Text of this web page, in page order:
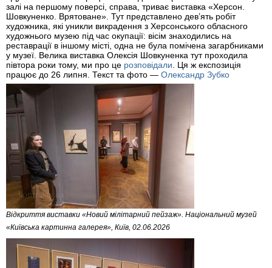
залі на першому поверсі, справа, триває виставка «Херсон.
Шовкуненко. Врятоване». Тут представлено дев’ять робіт
художника, які уникли викрадення з Херсонського обласного
художнього музею під час окупації: вісім знаходились на
реставрації в іншому місті, одна не була помічена загарбниками
у музеї. Велика виставка Олексія Шовкуненка тут проходила
півтора роки тому, ми про це розповідали . Ця ж експозиція
працює до 26 липня. Текст та фото — Олександр Зубко
Відкриття виставки «Новий мілітарний пейзаж». Національний музей
«Київська картинна галерея», Київ, 02.06.2026